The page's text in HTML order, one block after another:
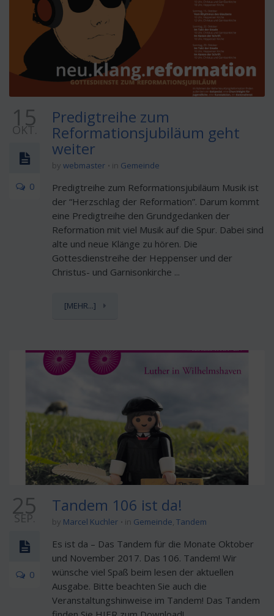
15
OKT.
0
Predigtreihe zum
Reformationsjubiläum geht
weiter
by webmaster in Gemeinde
Predigtreihe zum Reformationsjubiläum Musik ist
der “Herzschlag der Reformation”. Darum kommt
eine Predigtreihe den Grundgedanken der
Reformation mit viel Musik auf die Spur. Dabei sind
alte und neue Klänge zu hören. Die
Gottesdienstreihe der Heppenser und der
Christus- und Garnisonkirche ...
[MEHR...]
25
SEP.
0
Tandem 106 ist da!
by Marcel Kuchler in Gemeinde, Tandem
Es ist da – Das Tandem für die Monate Oktober
und November 2017. Das 106. Tandem! Wir
wünsche viel Spaß beim lesen der aktuellen
Ausgabe. Bitte beachten Sie auch die
Veranstaltungshinweise im Tandem! Das Tandem